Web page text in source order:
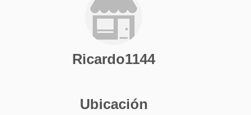
Ricardo1144
Ubicación